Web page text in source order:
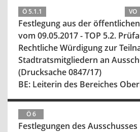
Ö 5.1.1 VO
Festlegung aus der
vom 09.05.2017 - TOP 5.2.
Rechtliche Würdigung zur
Stadtratsmitgliedern an
(Drucksache 0847/17)
BE: Leiterin des Bereiches
Ö 6
Festlegungen des Ausschusses